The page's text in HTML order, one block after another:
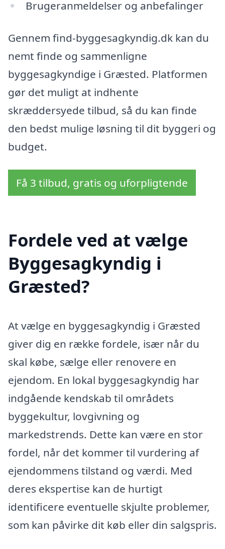
Brugeranmeldelser og anbefalinger
Gennem find-byggesagkyndig.dk kan du
nemt finde og sammenligne
byggesagkyndige i Græsted. Platformen
gør det muligt at indhente
skræddersyede tilbud, så du kan finde
den bedst mulige løsning til dit byggeri og
budget.
Få 3 tilbud, gratis og uforpligtende
Fordele ved at vælge
Byggesagkyndig i
Græsted?
At vælge en byggesagkyndig i Græsted
giver dig en række fordele, især når du
skal købe, sælge eller renovere en
ejendom. En lokal byggesagkyndig har
indgående kendskab til områdets
byggekultur, lovgivning og
markedstrends. Dette kan være en stor
fordel, når det kommer til vurdering af
ejendommens tilstand og værdi. Med
deres ekspertise kan de hurtigt
identificere eventuelle skjulte problemer,
som kan påvirke dit køb eller din salgspris.